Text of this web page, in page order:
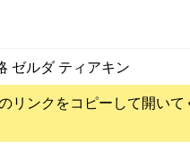
ゼルダ ティアキン
リンクをコピーして開いて